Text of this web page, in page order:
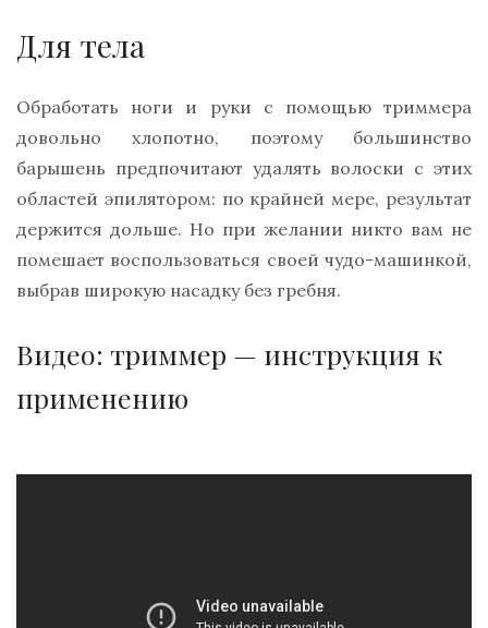
Для тела
Обработать ноги и руки с помощью триммера
довольно хлопотно, поэтому большинство
барышень предпочитают удалять волоски с этих
областей эпилятором: по крайней мере, результат
держится дольше. Но при желании никто вам не
помешает воспользоваться своей чудо-машинкой,
выбрав широкую насадку без гребня.
Видео: триммер — инструкция к
применению